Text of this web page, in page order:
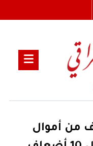
من أموال